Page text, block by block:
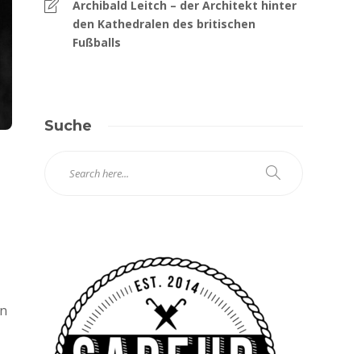
Archibald Leitch – der Architekt hinter
den Kathedralen des britischen
Fußballs
Suche